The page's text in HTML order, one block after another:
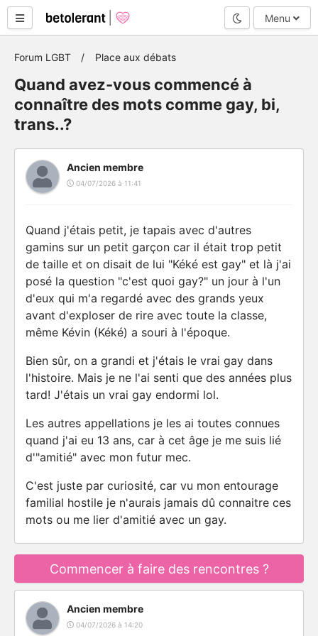
Mode nuit
Menu
Forum LGBT Place aux débats
Quand avez-vous commencé à
connaître des mots comme gay, bi,
trans..?
Ancien membre
04/07/2026 à 11:41
Quand j'étais petit, je tapais avec d'autres
gamins sur un petit garçon car il était trop petit
de taille et on disait de lui "Kéké est gay" et là j'ai
posé la question "c'est quoi gay?" un jour à l'un
d'eux qui m'a regardé avec des grands yeux
avant d'exploser de rire avec toute la classe,
même Kévin (Kéké) a souri à l'époque.
Bien sûr, on a grandi et j'étais le vrai gay dans
l'histoire. Mais je ne l'ai senti que des années plus
tard! J'étais un vrai gay endormi lol.
Les autres appellations je les ai toutes connues
quand j'ai eu 13 ans, car à cet âge je me suis lié
d'"amitié" avec mon futur mec.
C'est juste par curiosité, car vu mon entourage
familial hostile je n'aurais jamais dû connaitre ces
mots ou me lier d'amitié avec un gay.
Commencer à faire des rencontres ?
Ancien membre
04/07/2026 à 14:20